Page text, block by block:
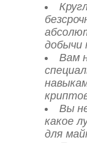
добычи
Вам
Вы
какое
для